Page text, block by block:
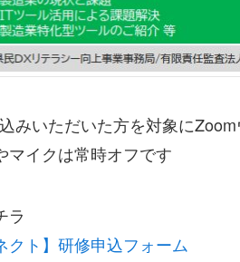
みいただいた方を対象に
マイクは常時オフです
ラ
クト】研修申込フォーム